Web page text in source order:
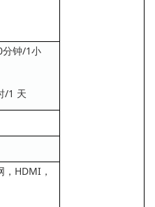
钟/1小
/1 天
，HDMI，